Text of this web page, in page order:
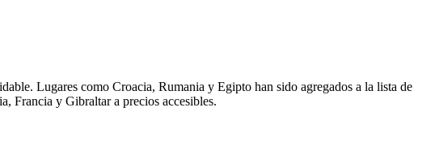
Lugares como Croacia, Rumania y Egipto han sido agregados a la lista de
Francia y Gibraltar a precios accesibles.